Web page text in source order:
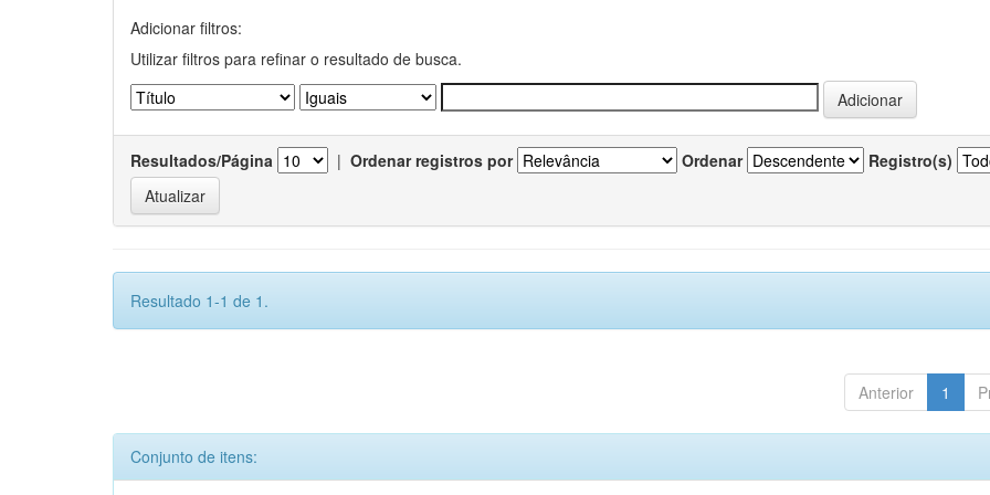
Adicionar filtros:
Utilizar filtros para refinar o resultado de busca.
Resultados/Página | Ordenar registros por Ordenar Registro(s)
Resultado 1-1 de 1.
Anterior 1
Conjunto de itens: